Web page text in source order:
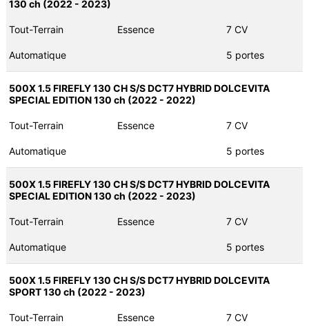
130 ch (2022 - 2023)
Tout-Terrain Essence 7 CV
Automatique 5 portes
500X 1.5 FIREFLY 130 CH S/S DCT7 HYBRID DOLCEVITA
SPECIAL EDITION 130 ch (2022 - 2022)
Tout-Terrain Essence 7 CV
Automatique 5 portes
500X 1.5 FIREFLY 130 CH S/S DCT7 HYBRID DOLCEVITA
SPECIAL EDITION 130 ch (2022 - 2023)
Tout-Terrain Essence 7 CV
Automatique 5 portes
500X 1.5 FIREFLY 130 CH S/S DCT7 HYBRID DOLCEVITA
SPORT 130 ch (2022 - 2023)
Tout-Terrain Essence 7 CV